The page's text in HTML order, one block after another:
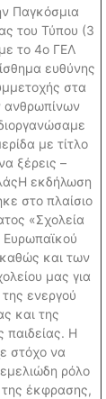
Παγκόσμια
του Τύπου (3
το 4ο ΓΕΛ
ευθύνης
στα
ανθρωπίνων
με τίτλο
ξέρεις –
εκδήλωση
στο πλαίσιο
«Σχολεία
Ευρωπαϊκού
καθώς και των
μας για
ενεργού
και της
παιδείας. Η
στόχο να
ρόλο
της έκφρασης,